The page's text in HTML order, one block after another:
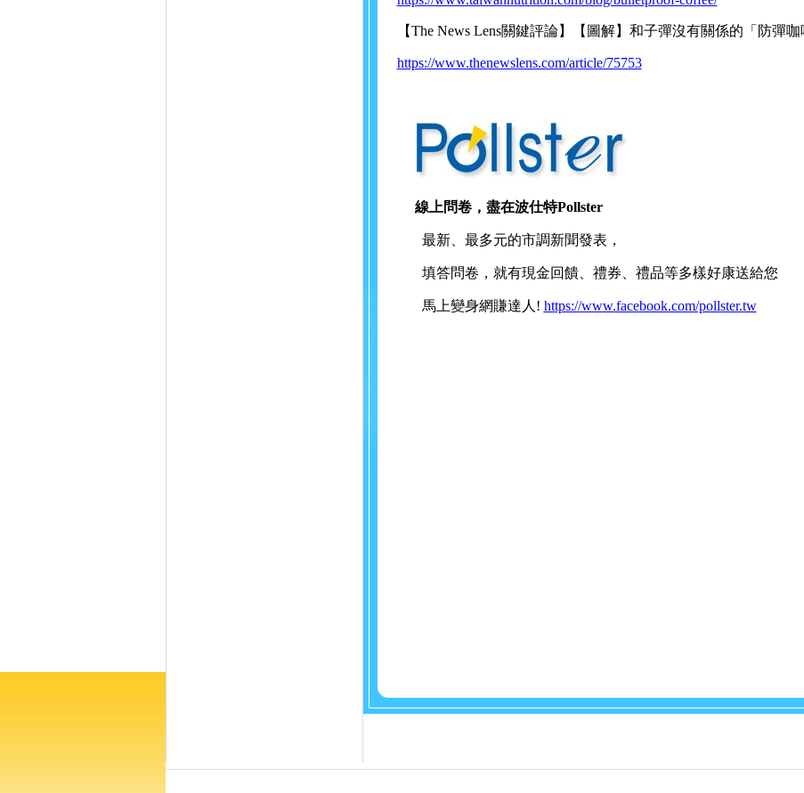
【The News Lens關鍵評論】【圖解】和子彈沒有關係的「防彈
https://www.thenewslens.com/article/75753
線上問卷，盡在波仕特Pollster
最新、最多元的市調新聞發表，
填答問卷，就有現金回饋、禮券、禮品等多樣好康送給您
馬上變身網賺達人! https://www.facebook.com/pollster.tw